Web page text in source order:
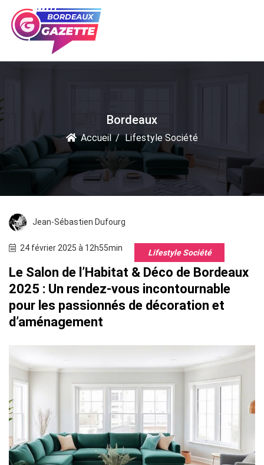
Bordeaux
Accueil Lifestyle Société
Jean-Sébastien Dufourg
24 février 2025 à 12h55min Lifestyle Société
Le Salon de l’Habitat & Déco de Bordeaux
2025 : Un rendez-vous incontournable
pour les passionnés de décoration et
d’aménagement